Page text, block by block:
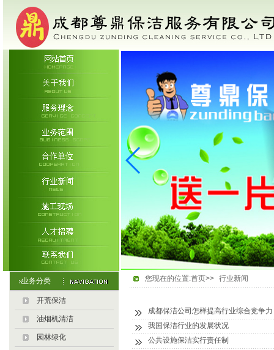
业务分类
开荒保洁
油烟机清洁
园林绿化
您现在的位置:首页>> 行业新闻
成都保洁公司怎样提高行业综合竞争力
我国保洁行业的发展状况
公共设施保洁实行责任制